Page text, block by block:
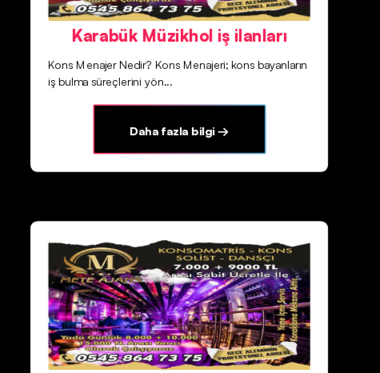
Karabük Müzikhol iş ilanları
Kons Menajer Nedir? Kons Menajeri; kons bayanların
iş bulma süreçlerini yön...
Daha fazla bilgi →